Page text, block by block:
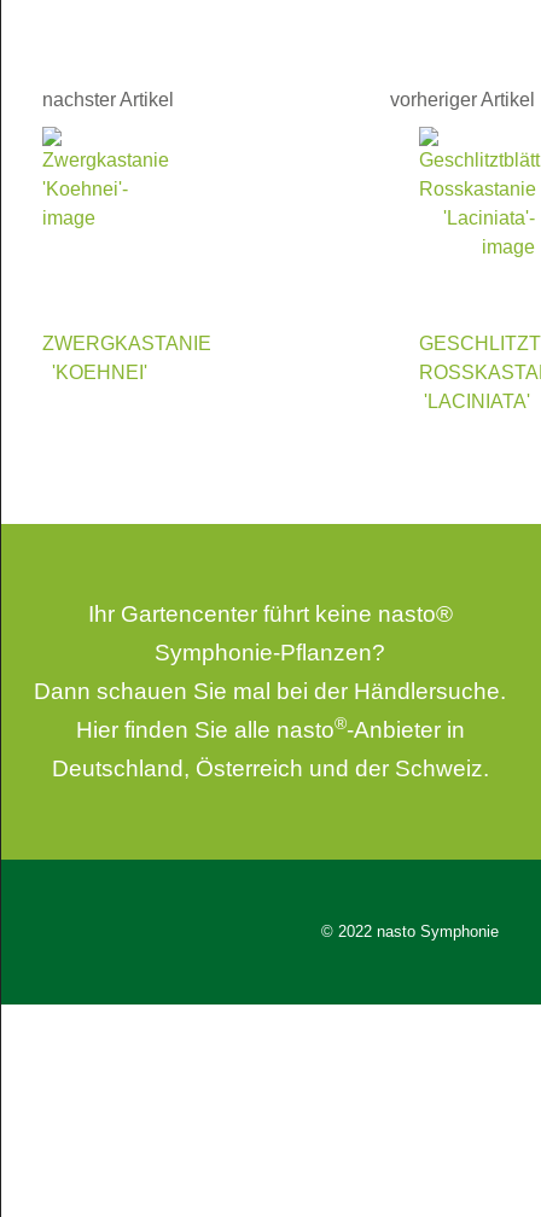
nachster Artikel
ZWERGKASTANIE
'KOEHNEI'
vorheriger Artikel
'LACINIATA'
Ihr Gartencenter führt keine nasto®
Symphonie-Pflanzen?
Dann schauen Sie mal bei der Händlersuche.
Hier finden Sie alle nasto®-Anbieter in
Deutschland, Österreich und der Schweiz.
© 2022 nasto Symphonie